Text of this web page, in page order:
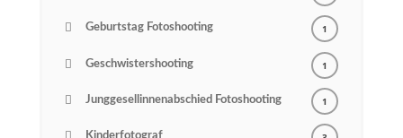
Geburtstag Fotoshooting 1
Geschwistershooting 1
Junggesellinnenabschied Fotoshooting 1